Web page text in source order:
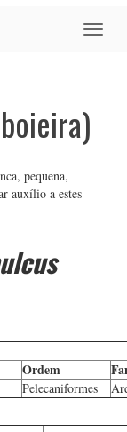
Toggle
pequena,
auxílio a estes
Ordem
Pelecaniformes